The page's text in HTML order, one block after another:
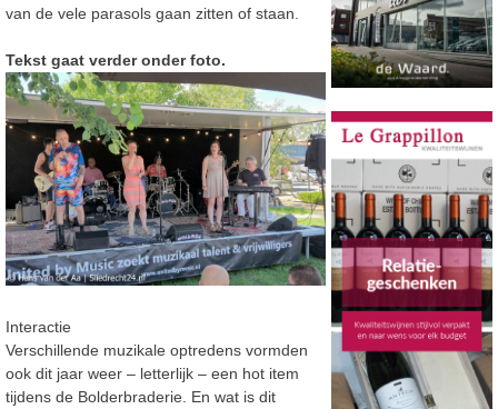
van de vele parasols gaan zitten of staan.
Tekst gaat verder onder foto.
Interactie
Verschillende muzikale optredens vormden
ook dit jaar weer – letterlijk – een hot item
tijdens de Bolderbraderie. En wat is dit